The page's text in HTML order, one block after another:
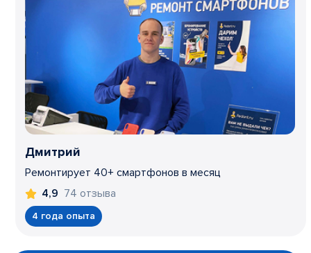
Дмитрий
Ремонтирует 40+ смартфонов в месяц
4,9 74 отзыва
4 года опыта